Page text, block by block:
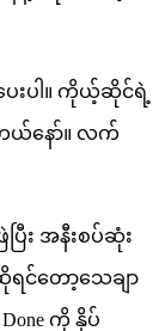
ေးပါ။ ကိုယ့်ဆိုင်ရဲ့
ယ်နော်။ လက်
ပြီး အနီးစပ်ဆုံး
ရင်တော့သေချာ
Done ကို နှိပ်